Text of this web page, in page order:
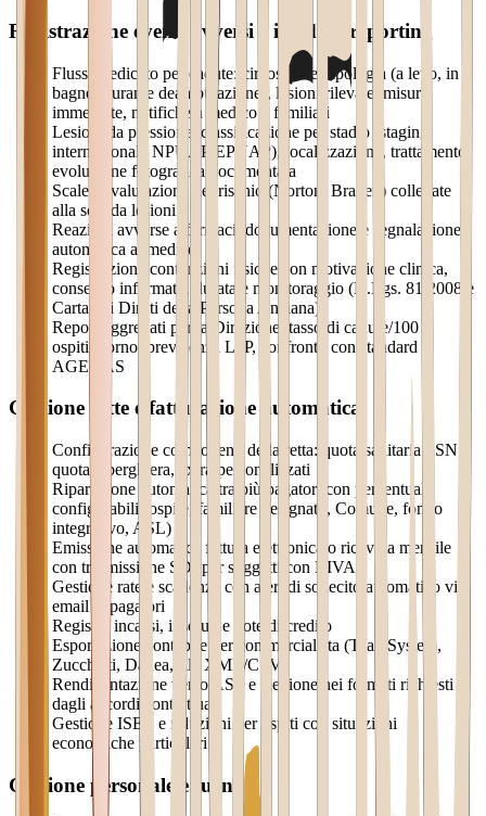
Registrazione eventi avversi e incident reporting
Flusso dedicato per cadute: circostanze, tipologia (a letto, in
bagno, durante deambulazione), lesioni rilevate, misure
immediate, notifiche a medico e familiari
Lesioni da pressione: classificazione per stadio (staging
internazionale NPUAP/EPUAP), localizzazione, trattamento,
evoluzione fotografica documentata
Scale di valutazione del rischio (Norton, Braden) collegate
alla scheda lesioni
Reazioni avverse a farmaci: documentazione e segnalazione
automatica al medico
Registrazione contenzioni fisiche con motivazione clinica,
consenso informato, durata e monitoraggio (D.Lgs. 81/2008 e
Carta dei Diritti della Persona Anziana)
Report aggregati per la Direzione: tasso di cadute/100
ospiti/giorno, prevalenza LdP, confronto con standard
AGENAS
Gestione rette e fatturazione automatica
Configurazione componenti della retta: quota sanitaria SSN,
quota alberghiera, extra personalizzati
Ripartizione automatica tra più pagatori con percentuali
configurabili (ospite, familiare designato, Comune, fondo
integrativo, ASL)
Emissione automatica fattura elettronica o ricevuta mensile
con trasmissione SDI per soggetti con P.IVA
Gestione rate e scadenze con alert di sollecito automatico via
email ai pagatori
Registro incassi, insoluti e note di credito
Esportazione contabile per commercialista (TeamSystem,
Zucchetti, Danea, file XML/CSV)
Rendicontazione verso ASL e Regione nei formati richiesti
dagli accordi contrattuali
Gestione ISEE e riduzioni per ospiti con situazioni
economiche particolari
Gestione personale e turni